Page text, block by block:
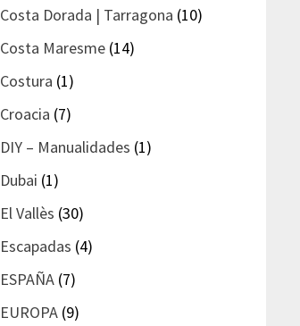
Costa Dorada | Tarragona (10)
Costa Maresme (14)
Costura (1)
Croacia (7)
DIY – Manualidades (1)
Dubai (1)
El Vallès (30)
Escapadas (4)
ESPAÑA (7)
EUROPA (9)